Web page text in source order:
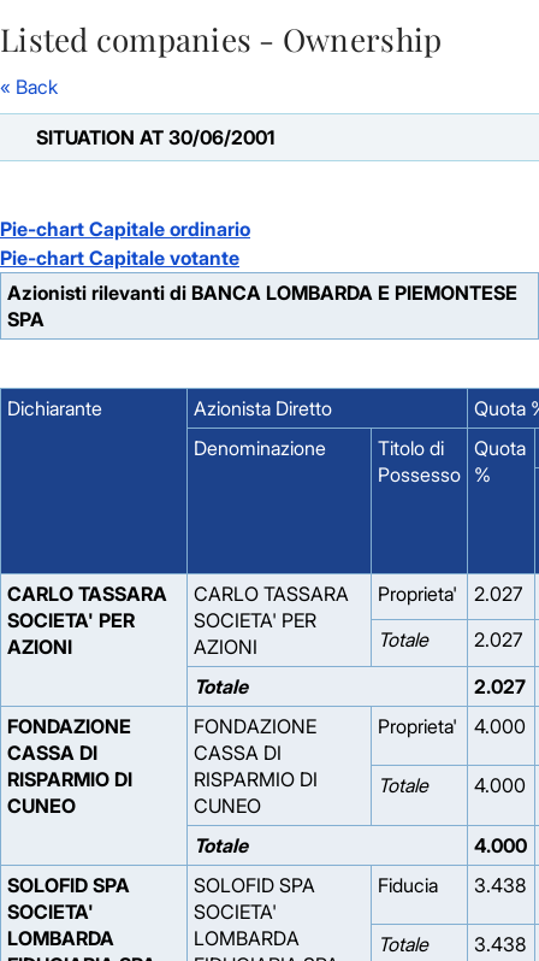
Skip to Main Content
Listed companies - Ownership
« Back
SITUATION AT 30/06/2001
Pie-chart Capitale ordinario
Pie-chart Capitale votante
Azionisti rilevanti di BANCA LOMBARDA E PIEMONTESE
SPA
Dichiarante Azionista Diretto
Quota
Denominazione
Titolo di
Possesso
Quota
%
CARLO TASSARA
SOCIETA' PER
AZIONI
CARLO TASSARA
SOCIETA' PER
AZIONI
Proprieta'
2.027
Totale
2.027
Totale
2.027
FONDAZIONE
CASSA DI
RISPARMIO DI
CUNEO
FONDAZIONE
CASSA DI
RISPARMIO DI
CUNEO
Proprieta' 4.000
Totale 4.000
Totale
4.000
SOLOFID SPA
SOCIETA'
LOMBARDA
SOLOFID SPA
SOCIETA'
LOMBARDA
Fiducia 3.438
Totale 3.438